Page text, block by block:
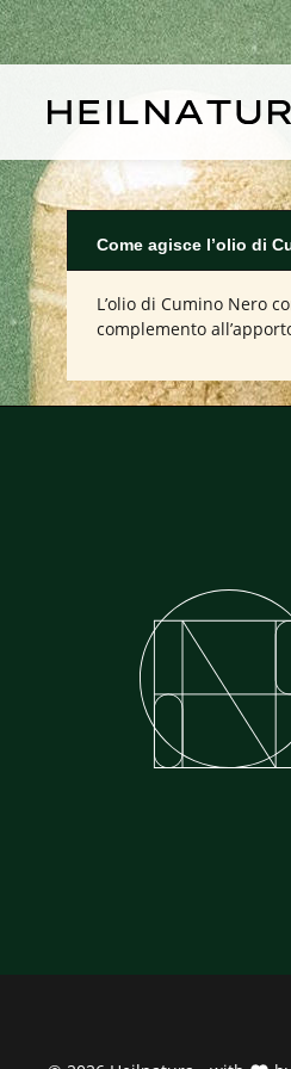
al contenuto principale
Passa alla navigazione principale
Come agisce l’olio di
L’olio di Cumino Nero
complemento